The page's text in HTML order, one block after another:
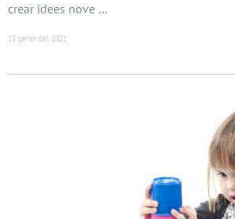
crear idees nove …
13 gener del 2021